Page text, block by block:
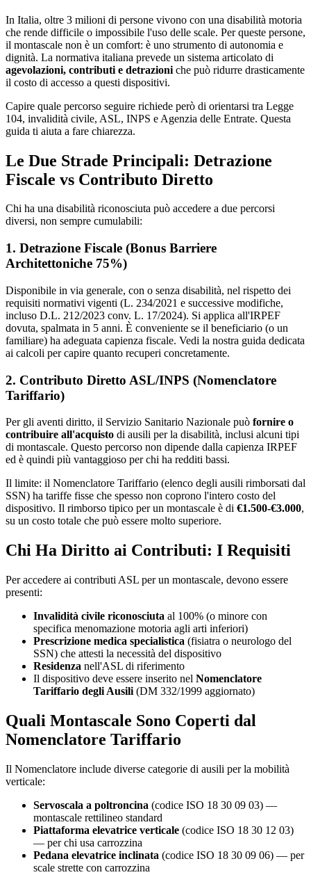
In Italia, oltre 3 milioni di persone vivono con una disabilità motoria
che rende difficile o impossibile l'uso delle scale. Per queste persone,
il montascale non è un comfort: è uno strumento di autonomia e
dignità. La normativa italiana prevede un sistema articolato di
agevolazioni, contributi e detrazioni che può ridurre drasticamente
il costo di accesso a questi dispositivi.
Capire quale percorso seguire richiede però di orientarsi tra Legge
104, invalidità civile, ASL, INPS e Agenzia delle Entrate. Questa
guida ti aiuta a fare chiarezza.
Le Due Strade Principali: Detrazione
Fiscale vs Contributo Diretto
Chi ha una disabilità riconosciuta può accedere a due percorsi
diversi, non sempre cumulabili:
1. Detrazione Fiscale (Bonus Barriere
Architettoniche 75%)
Disponibile in via generale, con o senza disabilità, nel rispetto dei
requisiti normativi vigenti (L. 234/2021 e successive modifiche,
incluso D.L. 212/2023 conv. L. 17/2024). Si applica all'IRPEF
dovuta, spalmata in 5 anni. È conveniente se il beneficiario (o un
familiare) ha adeguata capienza fiscale. Vedi la nostra guida dedicata
ai calcoli per capire quanto recuperi concretamente.
2. Contributo Diretto ASL/INPS (Nomenclatore
Tariffario)
Per gli aventi diritto, il Servizio Sanitario Nazionale può fornire o
contribuire all'acquisto di ausili per la disabilità, inclusi alcuni tipi
di montascale. Questo percorso non dipende dalla capienza IRPEF
ed è quindi più vantaggioso per chi ha redditi bassi.
Il limite: il Nomenclatore Tariffario (elenco degli ausili rimborsati dal
SSN) ha tariffe fisse che spesso non coprono l'intero costo del
dispositivo. Il rimborso tipico per un montascale è di €1.500-€3.000,
su un costo totale che può essere molto superiore.
Chi Ha Diritto ai Contributi: I Requisiti
Per accedere ai contributi ASL per un montascale, devono essere
presenti:
Invalidità civile riconosciuta al 100% (o minore con
specifica menomazione motoria agli arti inferiori)
Prescrizione medica specialistica (fisiatra o neurologo del
SSN) che attesti la necessità del dispositivo
Residenza nell'ASL di riferimento
Il dispositivo deve essere inserito nel Nomenclatore
Tariffario degli Ausili (DM 332/1999 aggiornato)
Quali Montascale Sono Coperti dal
Nomenclatore Tariffario
Il Nomenclatore include diverse categorie di ausili per la mobilità
verticale:
Servoscala a poltroncina (codice ISO 18 30 09 03) —
montascale rettilineo standard
Piattaforma elevatrice verticale (codice ISO 18 30 12 03)
— per chi usa carrozzina
Pedana elevatrice inclinata (codice ISO 18 30 09 06) — per
scale strette con carrozzina